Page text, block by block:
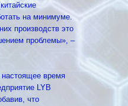
на минимуме.
производств это
проблемы», –
настоящее время
LYB
что